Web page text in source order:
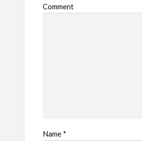
Comment
Name *